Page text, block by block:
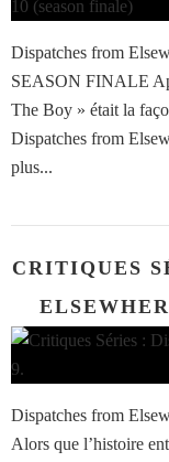
Dispatches from
SEASON FINALE
The Boy » était la
Dispatches from
plus...
CRITIQUES
Dispatches from
Alors que l’histoire